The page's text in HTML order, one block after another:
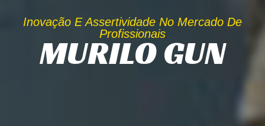
Inovação E Assertividade No Mercado De
Profissionais
MURILO GUN